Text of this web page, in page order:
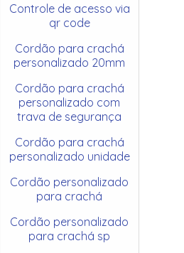
Controle de acesso via
qr code
Cordão para crachá
personalizado 20mm
Cordão para crachá
personalizado com
trava de segurança
Cordão para crachá
personalizado unidade
Cordão personalizado
para crachá
Cordão personalizado
para crachá sp